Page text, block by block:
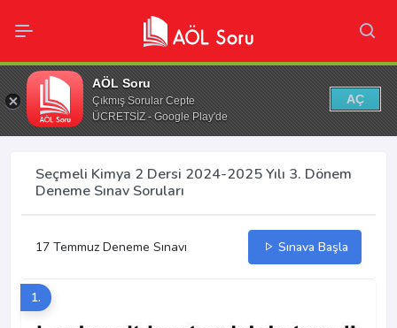
AÖL Soru
Çıkmış Sorular Cepte
ÜCRETSİZ - Google Play'de
AÇ
Seçmeli Kimya 2 Dersi 2024-2025 Yılı 3. Dönem
Deneme Sınav Soruları
17 Temmuz Deneme Sınavı Sınava Başla
1.